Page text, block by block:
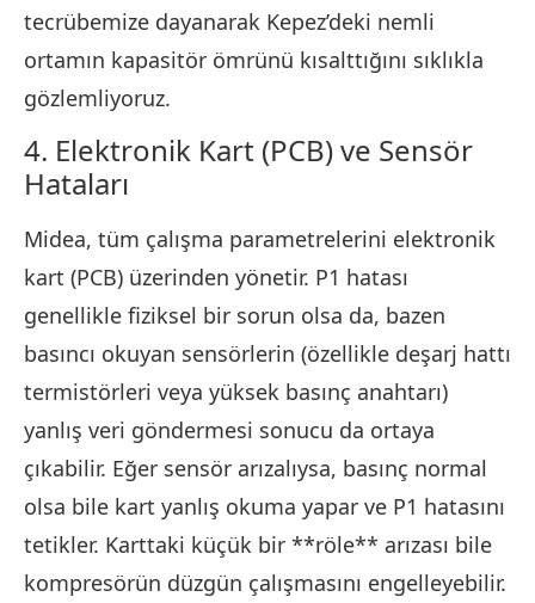
tecrübemize dayanarak Kepez’deki nemli
ortamın kapasitör ömrünü kısalttığını sıklıkla
gözlemliyoruz.
4. Elektronik Kart (PCB) ve Sensör
Hataları
Midea, tüm çalışma parametrelerini elektronik
kart (PCB) üzerinden yönetir. P1 hatası
genellikle fiziksel bir sorun olsa da, bazen
basıncı okuyan sensörlerin (özellikle deşarj hattı
termistörleri veya yüksek basınç anahtarı)
yanlış veri göndermesi sonucu da ortaya
çıkabilir. Eğer sensör arızalıysa, basınç normal
olsa bile kart yanlış okuma yapar ve P1 hatasını
tetikler. Karttaki küçük bir **röle** arızası bile
kompresörün düzgün çalışmasını engelleyebilir.